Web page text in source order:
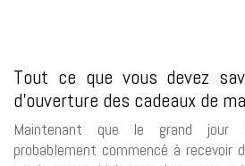
Tout ce que vous devez
d’ouverture des cadeaux de
Maintenant que le grand jour
probablement commencé à recevoir